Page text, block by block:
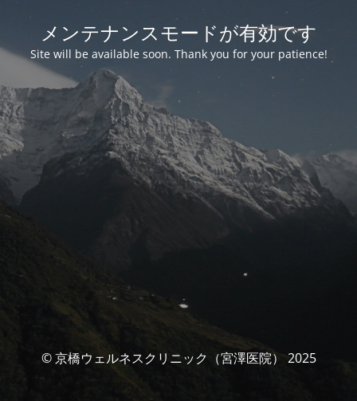
メンテナンスモードが有効です
Site will be available soon. Thank you for your patience!
© 京橋ウェルネスクリニック（宮澤医院） 2025